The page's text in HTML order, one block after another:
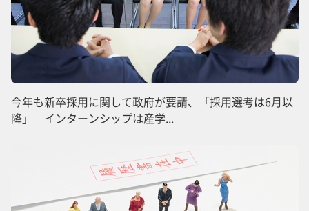
今年も新卒採用に関して政府が要請、「採用選考は6月以
降」 インターンシップは産学...